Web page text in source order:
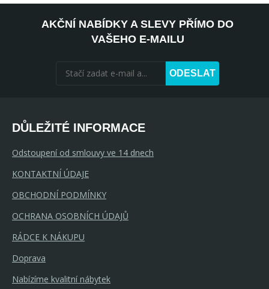
AKČNÍ NABÍDKY A SLEVY PŘÍMO DO
VAŠEHO E-MAILU
ODESLAT
DŮLEŽITÉ INFORMACE
Odstoupení od smlouvy ve 14 dnech
KONTAKTNÍ ÚDAJE
OBCHODNÍ PODMÍNKY
OCHRANA OSOBNÍCH ÚDAJŮ
RÁDCE K NÁKUPU
Doprava
Nabízíme kvalitní nábytek